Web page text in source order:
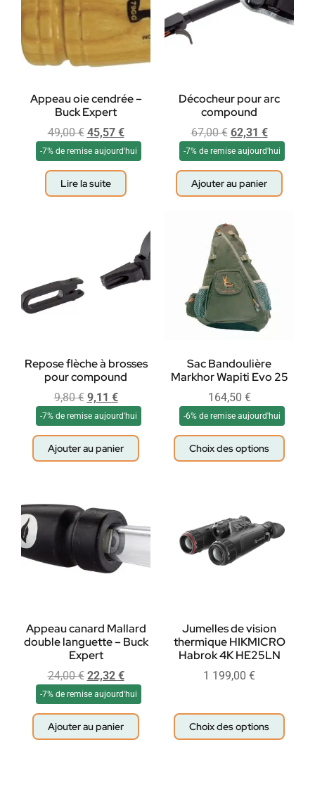
Appeau oie cendrée –
Buck Expert
49,00€ 45,57 €
-7% de remise aujourd'hui
Lire la suite
Décocheur pour arc
compound
67,00€ 62,31 €
-7% de remise aujourd'hui
Ajouter au panier
Repose flèche à brosses
pour compound
9,80€ 9,11 €
-7% de remise aujourd'hui
Ajouter au panier
Sac Bandoulière
Markhor Wapiti Evo 25
164,50 €
-6% de remise aujourd'hui
Choix des options
Appeau canard Mallard
double languette – Buck
Expert
24,00€ 22,32 €
-7% de remise aujourd'hui
Ajouter au panier
Jumelles de vision
thermique HIKMICRO
Habrok 4K HE25LN
1 199,00 €
Choix des options